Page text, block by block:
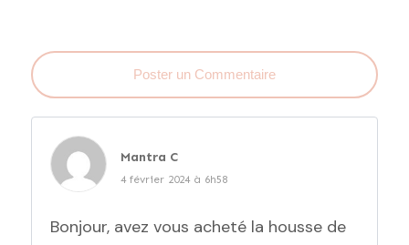
Poster un Commentaire
Mantra C
4 février 2024 à 6h58
Bonjour, avez vous acheté la housse de